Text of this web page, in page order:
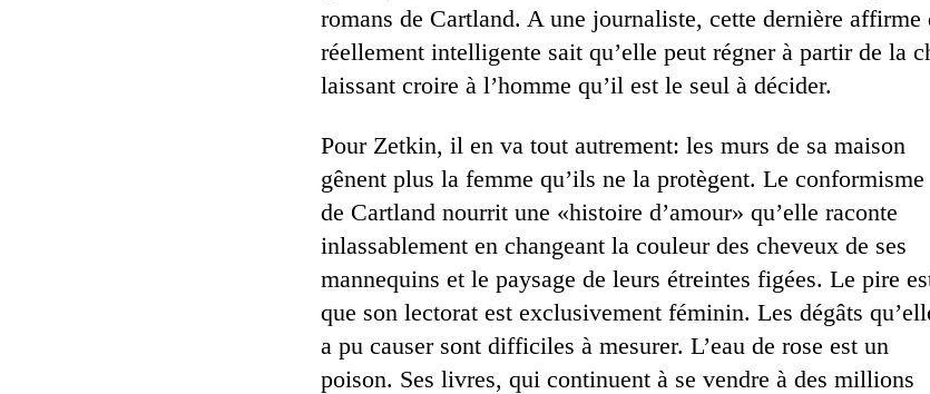
romans de Cartland. A une journaliste, cette dernière affirme
réellement intelligente sait qu’elle peut régner à partir de la
laissant croire à l’homme qu’il est le seul à décider.
Pour Zetkin, il en va tout autrement: les murs de sa maison
gênent plus la femme qu’ils ne la protègent. Le conformisme
de Cartland nourrit une «histoire d’amour» qu’elle raconte
inlassablement en changeant la couleur des cheveux de ses
mannequins et le paysage de leurs étreintes figées. Le pire
que son lectorat est exclusivement féminin. Les dégâts
a pu causer sont difficiles à mesurer. L’eau de rose est un
poison. Ses livres, qui continuent à se vendre à des millions